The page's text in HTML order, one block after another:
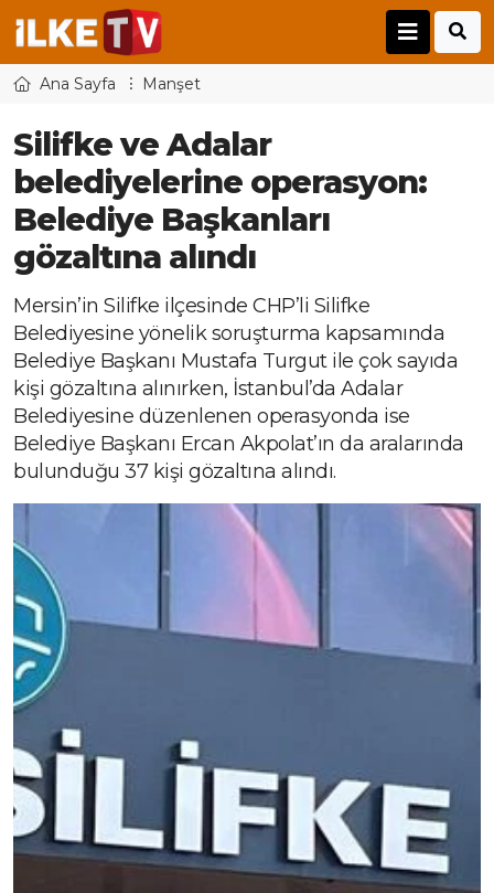
Ana Sayfa Manşet
Silifke ve Adalar
belediyelerine operasyon:
Belediye Başkanları
gözaltına alındı
Mersin’in Silifke ilçesinde CHP’li Silifke
Belediyesine yönelik soruşturma kapsamında
Belediye Başkanı Mustafa Turgut ile çok sayıda
kişi gözaltına alınırken, İstanbul’da Adalar
Belediyesine düzenlenen operasyonda ise
Belediye Başkanı Ercan Akpolat’ın da aralarında
bulunduğu 37 kişi gözaltına alındı.